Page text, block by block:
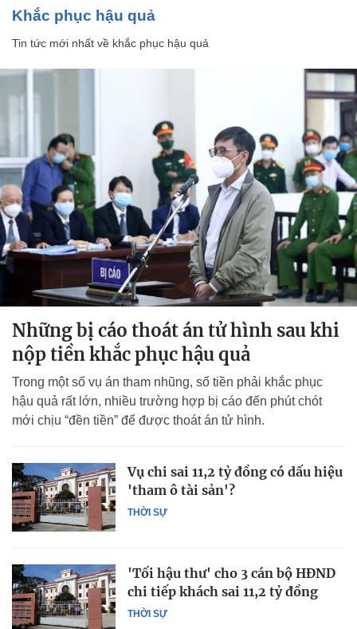
khắc phục hậu quả
Tin tức mới nhất về khắc phục hậu quả
Những bị cáo thoát án tử hình sau khi
nộp tiền khắc phục hậu quả
Trong một số vụ án tham nhũng, số tiền phải khắc phục
hậu quả rất lớn, nhiều trường hợp bị cáo đến phút chót
mới chịu “đền tiền” để được thoát án tử hình.
THỜI SỰ
Vụ chi sai 11,2 tỷ đồng có dấu hiệu
'tham ô tài sản'?
THỜI SỰ
'Tối hậu thư' cho 3 cán bộ HĐND
chi tiếp khách sai 11,2 tỷ đồng